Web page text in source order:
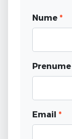
Nume *
Prenume
Email *